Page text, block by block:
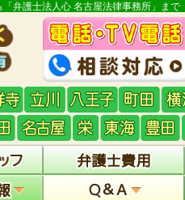
弁護士法人心 名古屋法律事務所」まで